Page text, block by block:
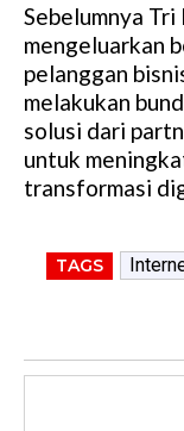
Sebelumnya
mengeluarkan
pelanggan
melakukan
solusi dari
untuk
transformasi
TAGS